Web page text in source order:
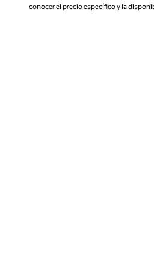
conocer el precio específico y la